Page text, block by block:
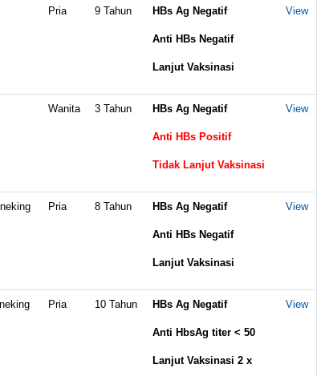
Pria 9 Tahun HBs Ag Negatif
Anti HBs Negatif
Lanjut Vaksinasi
View
Wanita 3 Tahun HBs Ag Negatif
Anti HBs Positif
Tidak Lanjut Vaksinasi
View
Pria 8 Tahun HBs Ag Negatif
Anti HBs Negatif
Lanjut Vaksinasi
View
Pria 10 Tahun HBs Ag Negatif
Anti HbsAg titer < 50
Lanjut Vaksinasi 2 x
View